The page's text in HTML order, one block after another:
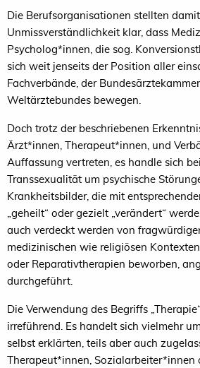
Die Berufsorganisationen stellten
Unmissverständlichkeit klar, dass
Psycholog*innen, die sog.
sich weit jenseits der Position aller
Fachverbände, der
Weltärztebundes bewegen.
Doch trotz der beschriebenen
Ärzt*innen, Therapeut*innen, und
Auffassung vertreten, es handle sich
Transsexualität um psychische
Krankheitsbilder, die mit
„geheilt“ oder gezielt „verändert“
auch verdeckt werden von
medizinischen wie religiösen
oder Reparativtherapien beworben,
durchgeführt.
Die Verwendung des Begriffs
irreführend. Es handelt sich vielmehr
selbst erklärten, teils aber auch
Therapeut*innen, Sozialarbeiter*innen